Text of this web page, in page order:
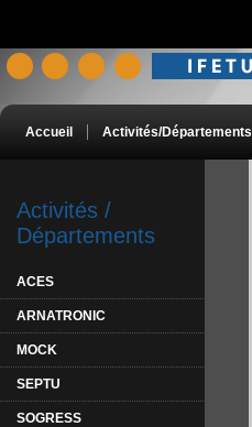
Accueil Activités/Départements
Activités /
Départements
ACES
ARNATRONIC
MOCK
SEPTU
SOGRESS